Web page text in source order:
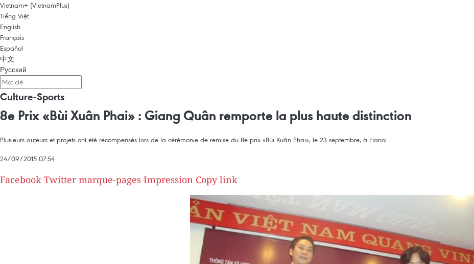
Vietnam+ (VietnamPlus)
Tiếng Việt
English
Français
Español
中文
Русский
Culture-Sports
8e Prix «Bùi Xuân Phai» : Giang Quân remporte la plus haute distinction
Plusieurs auteurs et projets ont été récompensés lors de la cérémonie de remise du 8e prix «Bùi Xuân Phai», le 23 septembre, à Hanoi.
24/09/2015 07:54
Facebook Twitter marque-pages Impression Copy link